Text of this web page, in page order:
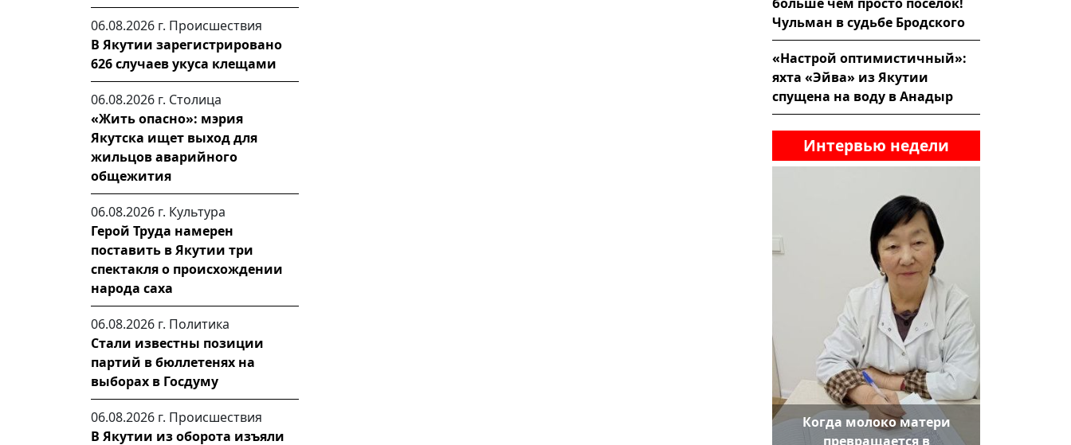
06.08.2026 г. Происшествия
В Якутии зарегистрировано
626 случаев укуса клещами
06.08.2026 г. Столица
«Жить опасно»: мэрия
Якутска ищет выход для
жильцов аварийного
общежития
06.08.2026 г. Культура
Герой Труда намерен
поставить в Якутии три
спектакля о происхождении
народа саха
06.08.2026 г. Политика
Стали известны позиции
партий в бюллетенях на
выборах в Госдуму
06.08.2026 г. Происшествия
В Якутии из оборота изъяли
Чульман в судьбе Бродского
«Настрой оптимистичный»:
яхта «Эйва» из Якутии
спущена на воду в Анадыр
Интервью недели
Когда молоко матери
превращается в